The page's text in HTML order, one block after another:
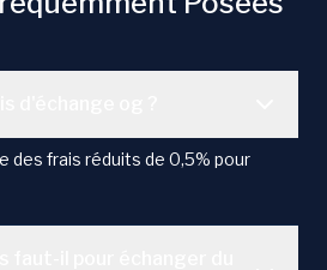
des frais réduits de 0,5% pour